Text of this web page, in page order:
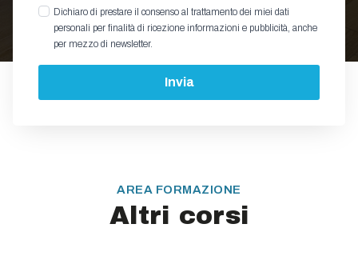
Dichiaro di prestare il consenso al trattamento dei miei dati
personali per finalità di ricezione informazioni e pubblicità, anche
per mezzo di newsletter.
Invia
AREA FORMAZIONE
Altri corsi